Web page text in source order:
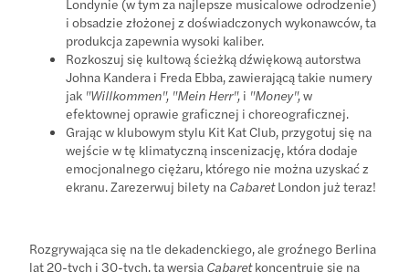
i obsadzie złożonej z doświadczonych wykonawców, ta
produkcja zapewnia wysoki kaliber.
Rozkoszuj się kultową ścieżką dźwiękową autorstwa
Johna Kandera i Freda Ebba, zawierającą takie numery
jak "Willkommen", "Mein Herr", i "Money",w
efektownej oprawie graficznej i choreograficznej.
Grając w klubowym stylu Kit Kat Club, przygotuj się na
wejście w tę klimatyczną inscenizację, która dodaje
emocjonalnego ciężaru, którego nie można uzyskać z
ekranu. Zarezerwuj bilety na CabaretLondon już teraz!
Rozgrywająca się na tle dekadenckiego, ale groźnego Berlina
lat 20-tych i 30-tych, ta wersja Cabaretkoncentruje się na